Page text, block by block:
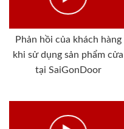
Phản hồi của khách hàng
khi sử dụng sản phẩm cửa
tại SaiGonDoor